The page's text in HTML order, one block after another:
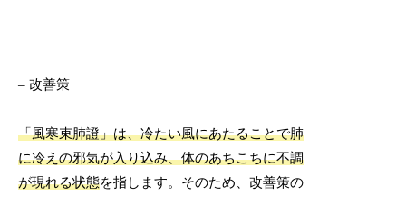
– 改善策
「風寒束肺證」は、冷たい風にあたることで肺
に冷えの邪気が入り込み、体のあちこちに不調
が現れる状態を指します。そのため、改善策の